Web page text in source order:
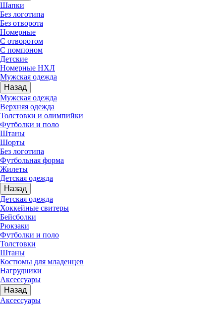
Шапки
Без логотипа
Без отворота
Номерные
С отворотом
С помпоном
Детские
Номерные НХЛ
Мужская одежда
Назад
Мужская одежда
Верхняя одежда
Толстовки и олимпийки
Футболки и поло
Штаны
Шорты
Без логотипа
Футбольная форма
Жилеты
Детская одежда
Назад
Детская одежда
Хоккейные свитеры
Бейсболки
Рюкзаки
Футболки и поло
Толстовки
Штаны
Костюмы для младенцев
Нагрудники
Аксессуары
Назад
Аксессуары